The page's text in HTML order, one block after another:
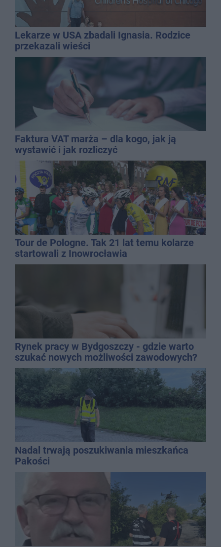
Lekarze w USA zbadali Ignasia. Rodzice
przekazali wieści
Faktura VAT marża – dla kogo, jak ją
wystawić i jak rozliczyć
Tour de Pologne. Tak 21 lat temu kolarze
startowali z Inowrocławia
Rynek pracy w Bydgoszczy - gdzie warto
szukać nowych możliwości zawodowych?
Nadal trwają poszukiwania mieszkańca
Pakości